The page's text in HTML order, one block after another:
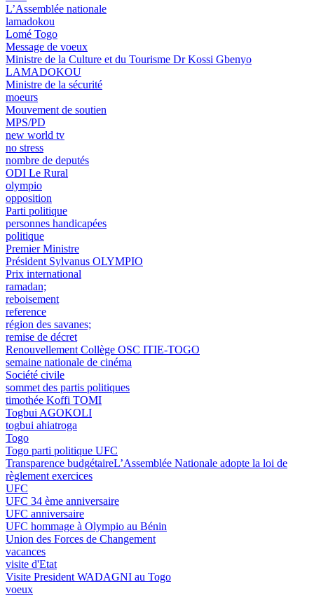
L’Assemblée nationale
lamadokou
Lomé Togo
Message de voeux
Ministre de la Culture et du Tourisme Dr Kossi Gbenyo
LAMADOKOU
Ministre de la sécurité
moeurs
Mouvement de soutien
MPS/PD
new world tv
no stress
nombre de deputés
ODI Le Rural
olympio
opposition
Parti politique
personnes handicapées
politique
Premier Ministre
Président Sylvanus OLYMPIO
Prix international
ramadan;
reboisement
reference
région des savanes;
remise de décret
Renouvellement Collège OSC ITIE-TOGO
semaine nationale de cinéma
Société civile
sommet des partis politiques
timothée Koffi TOMI
Togbui AGOKOLI
togbui ahiatroga
Togo
Togo parti politique UFC
Transparence budgétaireL’Assemblée Nationale adopte la loi de
règlement exercices
UFC
UFC 34 ème anniversaire
UFC anniversaire
UFC hommage à Olympio au Bénin
Union des Forces de Changement
vacances
visite d'Etat
Visite President WADAGNI au Togo
voeux